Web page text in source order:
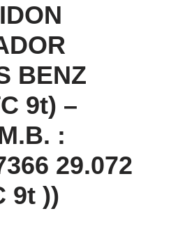
BENZ
9t) –
:
29.072
9t ))